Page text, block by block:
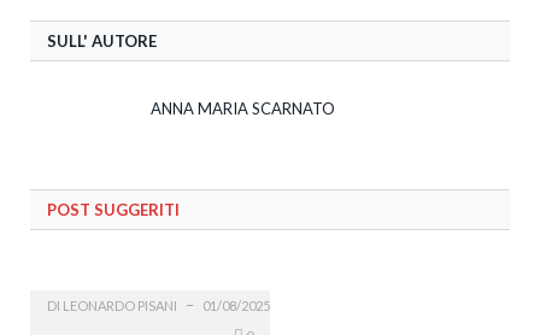
SULL' AUTORE
ANNA MARIA SCARNATO
POST SUGGERITI
DI LEONARDO PISANI
01/08/2025